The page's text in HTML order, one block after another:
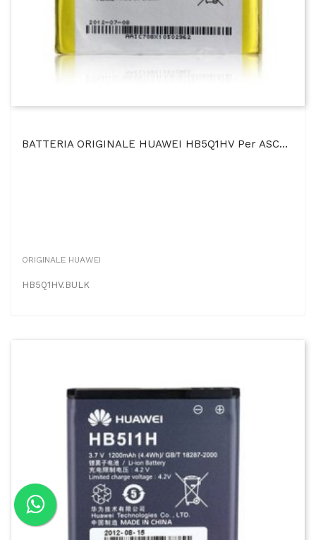
BATTERIA ORIGINALE HUAWEI HB5Q1HV Per ASCEND P1 XL, U9200E 2600mAh LI-ION BULK SEGUE...
ORIGINALE HUAWEI
HB5Q1HV.BULK